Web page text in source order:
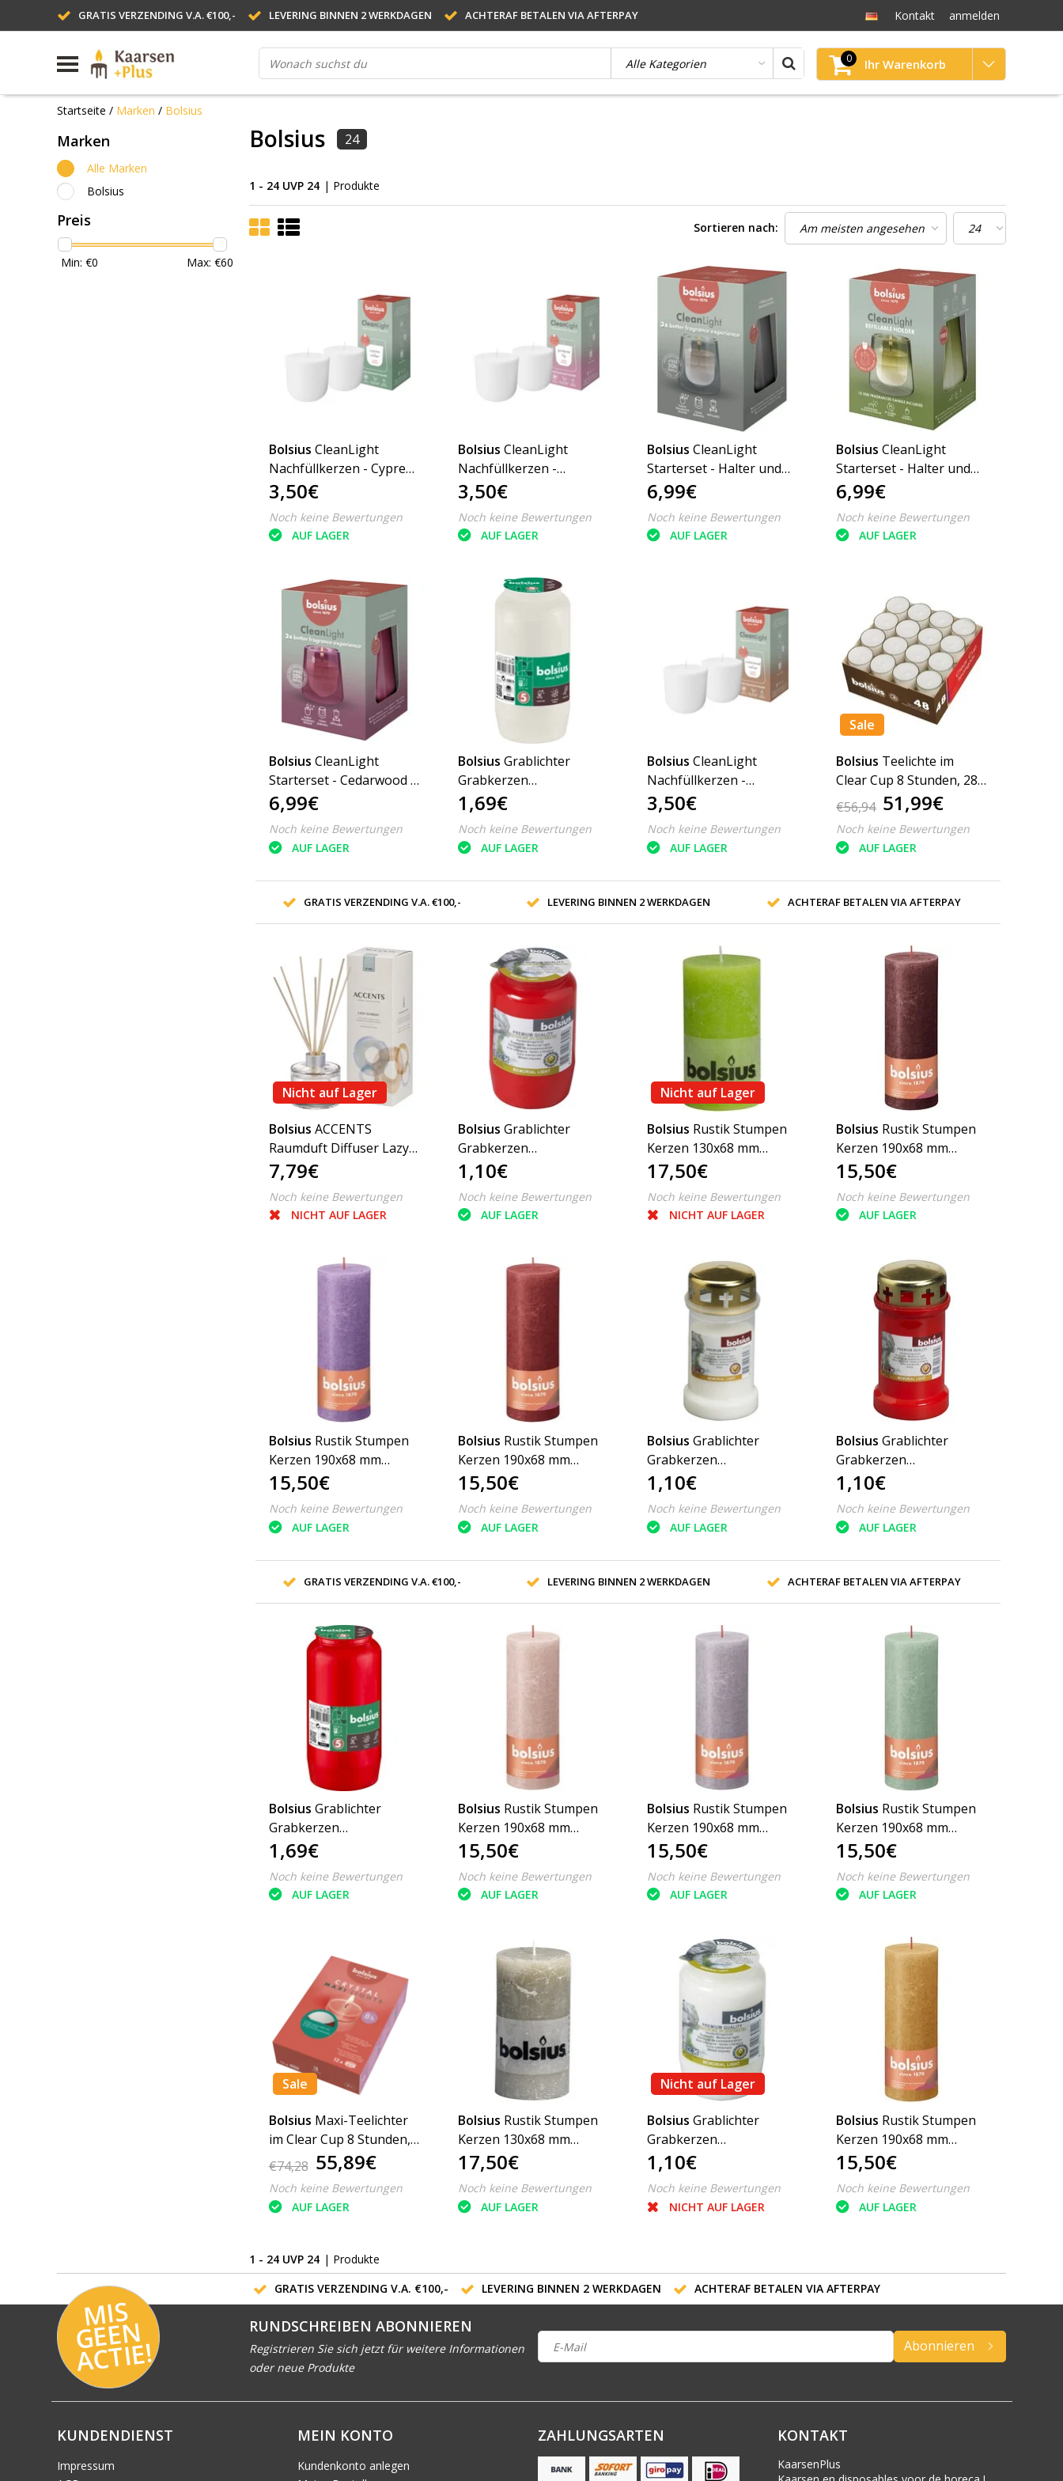
GRATIS VERZENDING V.A. €100,- LEVERING BINNEN 2 WERKDAGEN ACHTERAF BETALEN VIA AFTERPAY Kontakt anmelden
0 Ihr Warenkorb
Startseite / Marken / Bolsius
Marken
Alle Marken
Bolsius
Preis
Min: €0 Max: €60
Bolsius 24
1 - 24 UVP 24 | Produkte
Sortieren nach:
Bolsius CleanLight
Nachfüllkerzen - Cypress
& Amber 20Std 2erPack
3,50€
Noch keine Bewertungen
AUF LAGER
Bolsius CleanLight
Nachfüllkerzen -
Gardenia & Fig, 20Std
2erPack
3,50€
Noch keine Bewertungen
AUF LAGER
Bolsius CleanLight
Starterset - Halter und
Refill Cypress & Amber -
grau
6,99€
Noch keine Bewertungen
AUF LAGER
Bolsius CleanLight
Starterset - Halter und
Refill Gardenia & Fig
6,99€
Noch keine Bewertungen
AUF LAGER
Bolsius CleanLight
Starterset - Cedarwood &
Vetiver - dunkelrosa
6,99€
Noch keine Bewertungen
AUF LAGER
Bolsius Grablichter
Grabkerzen
Dauerbrenner Nr. 5
Transparent/Weiss
1,69€
Noch keine Bewertungen
AUF LAGER
Bolsius CleanLight
Nachfüllkerzen -
Cedarwood & Vetiver,
20Std 2erPack
3,50€
Noch keine Bewertungen
AUF LAGER
Sale
Bolsius Teelichte im
Clear Cup 8 Stunden, 288
Stück
€56,94 51,99€
Noch keine Bewertungen
AUF LAGER
GRATIS VERZENDING V.A. €100,- LEVERING BINNEN 2 WERKDAGEN ACHTERAF BETALEN VIA AFTERPAY
Nicht auf Lager
Bolsius ACCENTS
Raumduft Diffuser Lazy
Sunday' 100ml
7,79€
Noch keine Bewertungen
NICHT AUF LAGER
Bolsius Grablichter
Grabkerzen
Dauerbrenner Nr. 3 Rot
1,10€
Noch keine Bewertungen
AUF LAGER
Nicht auf Lager
Bolsius Rustik Stumpen
Kerzen 130x68 mm
Lemon, 6 Stück
17,50€
Noch keine Bewertungen
NICHT AUF LAGER
Bolsius Rustik Stumpen
Kerzen 190x68 mm
Salbeigrün, 4 Stück -
Copy - Copy - Copy
15,50€
Noch keine Bewertungen
AUF LAGER
Bolsius Rustik Stumpen
Kerzen 190x68 mm
Salbeigrün, 4 Stück -
Copy - Copy - Copy
15,50€
Noch keine Bewertungen
AUF LAGER
Bolsius Rustik Stumpen
Kerzen 190x68 mm
Salbeigrün, 4 Stück -
Copy
15,50€
Noch keine Bewertungen
AUF LAGER
Bolsius Grablichter
Grabkerzen
Dauerbrenner Nr. 3
Transparent/Weiss mit
Deckel
1,10€
Noch keine Bewertungen
AUF LAGER
Bolsius Grablichter
Grabkerzen
Dauerbrenner Nr. 3 Rot
mit Deckel
1,10€
Noch keine Bewertungen
AUF LAGER
GRATIS VERZENDING V.A. €100,- LEVERING BINNEN 2 WERKDAGEN ACHTERAF BETALEN VIA AFTERPAY
Bolsius Grablichter
Grabkerzen
Dauerbrenner Nr. 5 Rot
1,69€
Noch keine Bewertungen
AUF LAGER
Bolsius Rustik Stumpen
Kerzen 190x68 mm
Salbeigrün, 4 Stück -
Copy - Copy
15,50€
Noch keine Bewertungen
AUF LAGER
Bolsius Rustik Stumpen
Kerzen 190x68 mm
Salbeigrün, 4 Stück -
Copy - Copy
15,50€
Noch keine Bewertungen
AUF LAGER
Bolsius Rustik Stumpen
Kerzen 190x68 mm
Salbeigrün, 4 Stück
15,50€
Noch keine Bewertungen
AUF LAGER
Sale
Bolsius Maxi-Teelichter
im Clear Cup 8 Stunden,
144 Stück
€74,28 55,89€
Noch keine Bewertungen
AUF LAGER
Bolsius Rustik Stumpen
Kerzen 130x68 mm
Kieselgrau, 6 Stück
17,50€
Noch keine Bewertungen
AUF LAGER
Nicht auf Lager
Bolsius Grablichter
Grabkerzen
Dauerbrenner Nr. 3
Transparent/Weiss
1,10€
Noch keine Bewertungen
NICHT AUF LAGER
Bolsius Rustik Stumpen
Kerzen 190x68 mm
Honigwabengelb, 4
Stück
15,50€
Noch keine Bewertungen
AUF LAGER
1 - 24 UVP 24 | Produkte
GRATIS VERZENDING V.A. €100,-
LEVERING BINNEN 2 WERKDAGEN ACHTERAF BETALEN VIA AFTERPAY
MI
S
G
E
E
N
A
C
TI
E!
RUNDSCHREIBEN ABONNIEREN
Registrieren Sie sich jetzt für weitere Informationen
oder neue Produkte
Abonnieren
KUNDENDIENST
Impressum
MEIN KONTO
Kundenkonto anlegen
ZAHLUNGSARTEN KONTAKT
KaarsenPlus